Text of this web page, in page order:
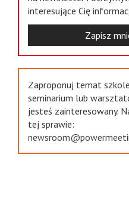
interesujące Cię
Zapisz
Zaproponuj temat
seminarium lub
jesteś zainteresowany.
tej sprawie: